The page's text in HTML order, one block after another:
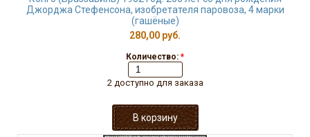
Джорджа Стефенсона, изобретателя паровоза, 4 марки
(гашёные)
280,00 руб.
Количество: *
2 доступно для заказа